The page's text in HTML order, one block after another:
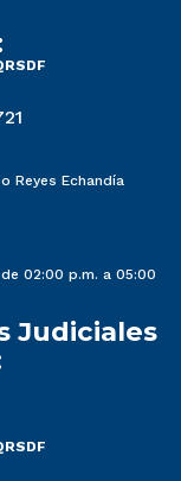
Reyes Echandía
02:00 p.m. a 05:00
Judiciales